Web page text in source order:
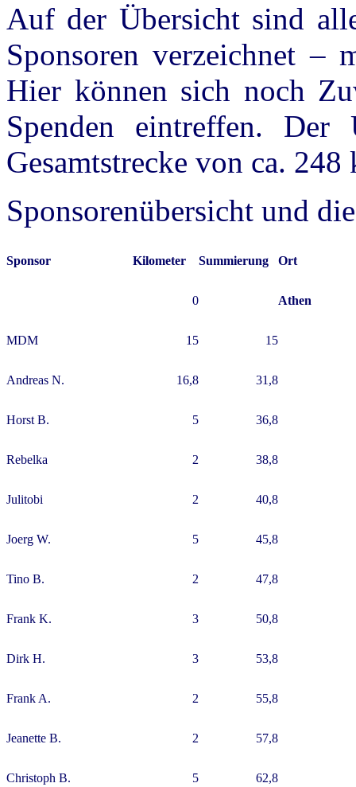
Auf der Übersicht sind
Sponsoren verzeichnet
Hier können sich noch
Spenden eintreffen.
Gesamtstrecke von ca.
Sponsorenübersicht und
Sponsor Kilometer Summierung Ort
0 Athen
MDM 15 15
Andreas N. 16,8 31,8
Horst B. 5 36,8
Rebelka 2 38,8
Julitobi 2 40,8
Joerg W. 5 45,8
Tino B. 2 47,8
Frank K. 3 50,8
Dirk H. 3 53,8
Frank A. 2 55,8
Jeanette B. 2 57,8
Christoph B. 5 62,8